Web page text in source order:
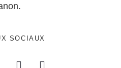
SOCIAUX